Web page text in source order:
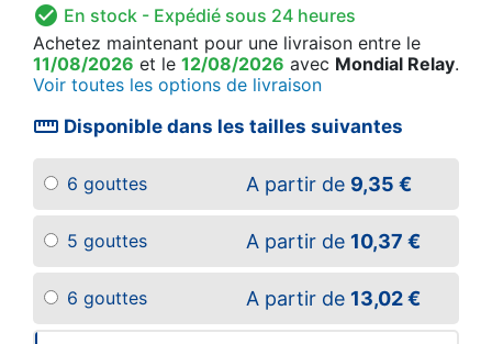
 En stock - Expédié sous 24 heures
Achetez maintenant pour une livraison entre le
11/08/2026 et le 12/08/2026 avec Mondial Relay.
Voir toutes les options de livraison
straighten Disponible dans les tailles suivantes
6 gouttes A partir de 9,35 €
5 gouttes A partir de 10,37 €
6 gouttes A partir de 13,02 €